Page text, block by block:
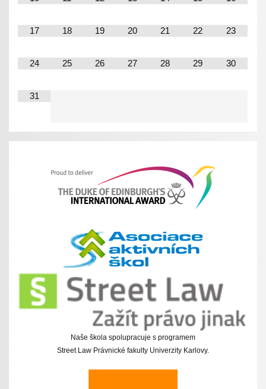
17 18 19 20 21 22 23
24 25 26 27 28 29 30
31
Naše škola spolupracuje s programem
Street Law Právnické fakulty Univerzity Karlovy.